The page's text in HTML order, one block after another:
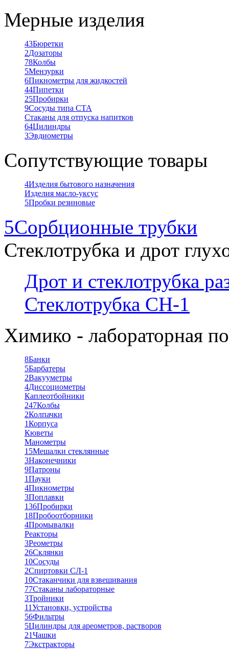
Мерные изделия
43Бюретки
2Дозаторы
78Колбы
5Мензурки
6Пикнометры для жидкостей
44Пипетки
25Пробирки
9Сосуды типа СТА
Стаканы для отпуска напитков
64Цилиндры
3Эвдиометры
Сопутствующие товары
4Изделия бытового назначения
Изделия масло-уксус
5Пробки резиновые
5Сорбционные трубки
Стеклотрубка и дрот
Дрот и стеклотрубка
Стеклотрубка СН-1
Химико - лабораторная
8Банки
5Барбатеры
2Вакууметры
4Диссоциометры
Каплеотбойники
247Колбы
2Колпачки
1Корпуса
Кюветы
Манометры
15Мешалки стеклянные
3Наконечники
9Патроны
1Пауки
4Пикнометры
3Поплавки
136Пробирки
18Пробоотборники
4Промывалки
Реакторы
3Реометры
26Склянки
10Сосуды
2Спиртовки СЛ-1
10Стаканчики для взвешивания
77Стаканы лабораторные
3Тройники
11Установки, устройства
56Фильтры
5Цилиндры для ареометров, растворов
21Чашки
7Экстракторы